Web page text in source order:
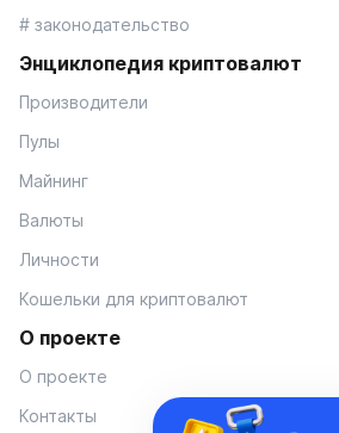
# законодательство
Энциклопедия криптовалют
Производители
Пулы
Майнинг
Валюты
Личности
Кошельки для криптовалют
О проекте
О проекте
Контакты